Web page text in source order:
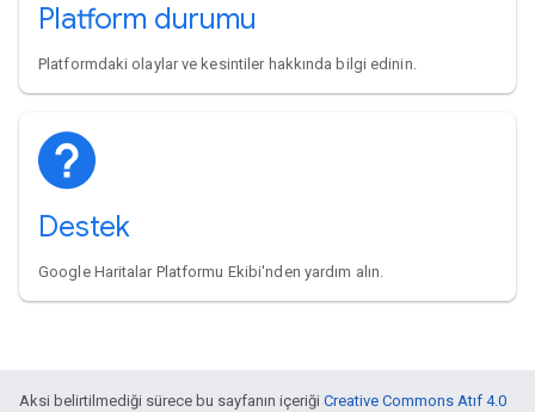
Platform durumu
Platformdaki olaylar ve kesintiler hakkında bilgi edinin.
Destek
Google Haritalar Platformu Ekibi'nden yardım alın.
Aksi belirtilmediği sürece bu sayfanın içeriği Creative Commons Atıf 4.0